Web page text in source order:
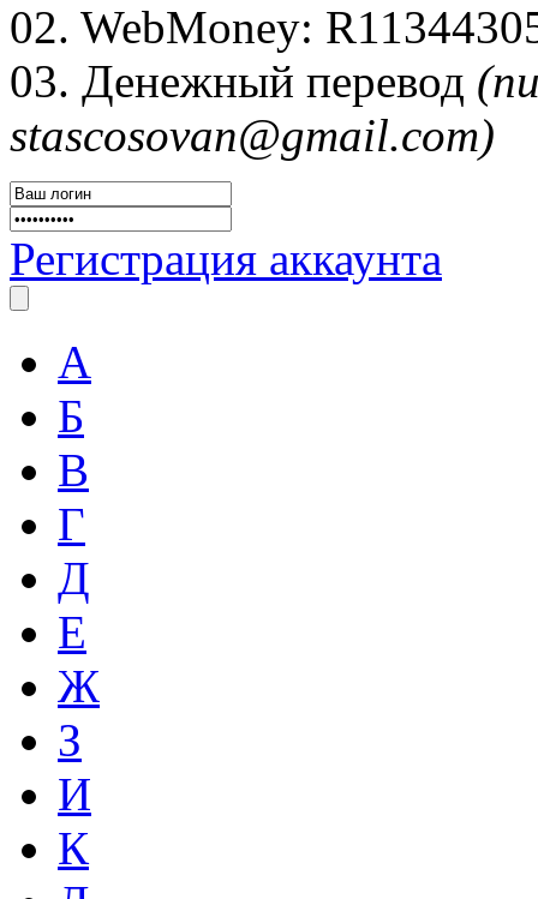
02. WebMoney:
03. Денежный перевод
stascosovan@gmail.com)
Регистрация аккаунта
А
Б
В
Г
Д
Е
Ж
З
И
К